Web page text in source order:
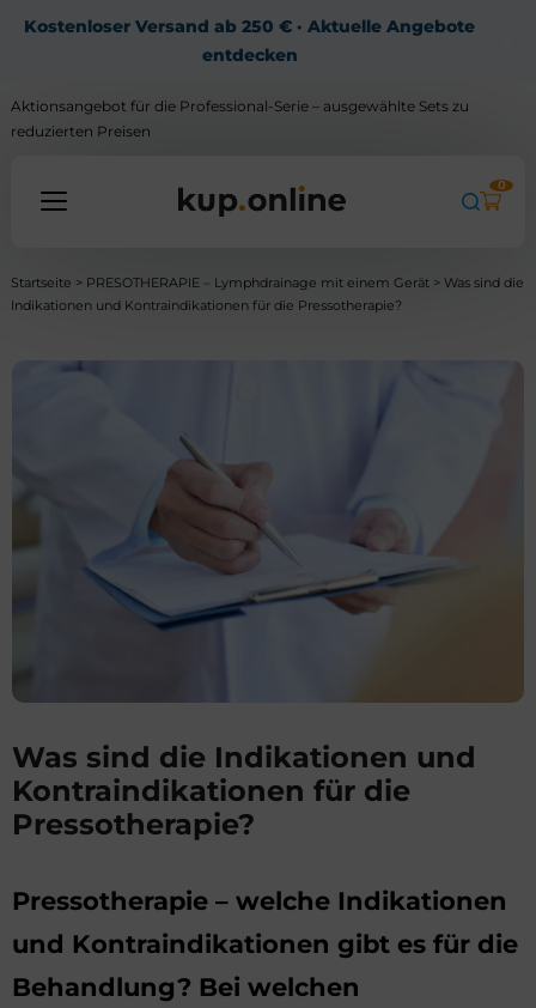
Kostenloser Versand ab 250 € · Aktuelle Angebote
entdecken
Aktionsangebot für die Professional-Serie – ausgewählte Sets zu
reduzierten Preisen
Alle Produkte
0
Startseite > PRESOTHERAPIE – Lymphdrainage mit einem Gerät> Was sind die
Indikationen und Kontraindikationen für die Pressotherapie?
Was sind die Indikationen und
Kontraindikationen für die
Pressotherapie?
Pressotherapie – welche Indikationen
und Kontraindikationen gibt es für die
Behandlung? Bei welchen